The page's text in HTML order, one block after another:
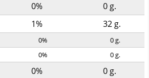
0% 0 g.
1% 32 g.
0% 0g.
0% 0g.
0% 0 g.